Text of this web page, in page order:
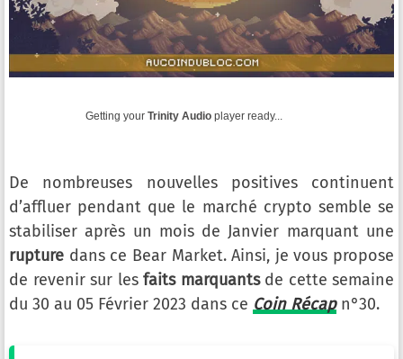
Getting your Trinity Audio player ready...
De nombreuses nouvelles positives continuent
d’affluer pendant que le marché crypto semble se
stabiliser après un mois de Janvier marquant une
rupture dans ce Bear Market. Ainsi, je vous propose
de revenir sur les faits marquantsde cette semaine
du 30 au 05 Février 2023 dans ce Coin Récapn°30.